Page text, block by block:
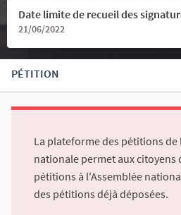
Date limite de recueil des
21/06/2022
PÉTITION
La plateforme des pétitions de
nationale permet aux citoyens
pétitions à l'Assemblée
des pétitions déjà déposées.